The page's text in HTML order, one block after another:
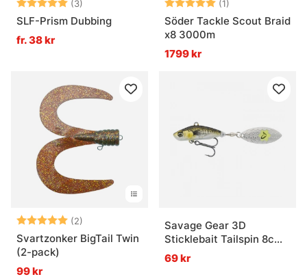
(3)
SLF-Prism Dubbing
fr. 38 kr
(1)
Söder Tackle Scout Braid
x8 3000m
1799 kr
Betyg: (2)
5.0 utav 5 stjärnor
Svartzonker BigTail Twin
(2-pack)
99 kr
Savage Gear 3D
Sticklebait Tailspin 8cm,
18g Sinking - Green
Silver Ayu
69 kr